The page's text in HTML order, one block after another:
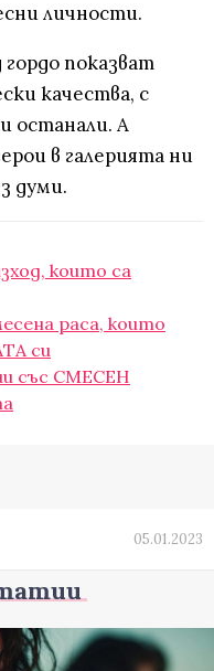
личности.
показват
качества, с
останали. А
в галерията ни
думи.
които са
раса, които
си
със СМЕСЕН
05.01.2023